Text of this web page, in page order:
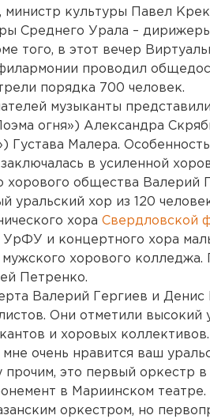
министр культуры Павел
Среднего Урала –
того, в этот вечер
проводил
порядка 700 человек.
музыканты
огня») Александра
Густава Малера.
в усиленной
хорового общества Валерий
уральский хор из 120
хора Свердловской
УрФУ и концертного хора
хорового колледжа.
Петренко.
Валерий Гергиев и Денис
Они отметили высокий
и хоровых
мне очень нравится ваш
это первый оркестр
в Мариинском
оркестром, но